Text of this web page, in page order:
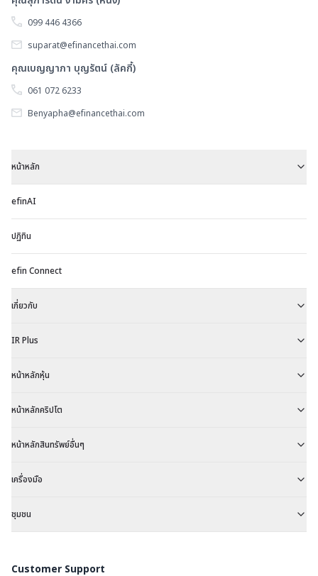
099 446 4366
suparat@efinancethai.com
คุณเบญญาภา บุญรัตน์ (ลัคกี้)
061 072 6233
Benyapha@efinancethai.com
หน้าหลัก
efinAI
ปฏิทิน
efin Connect
เกี่ยวกับ
IR Plus
หน้าหลักหุ้น
หน้าหลักคริปโต
หน้าหลักสินทรัพย์อื่นๆ
เครื่องมือ
ชุมชน
Customer Support